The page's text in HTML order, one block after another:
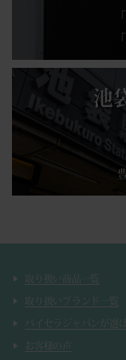
池
取り扱い商品一覧
取り扱いブランド一覧
バイセラジャパンが選
お客様の声